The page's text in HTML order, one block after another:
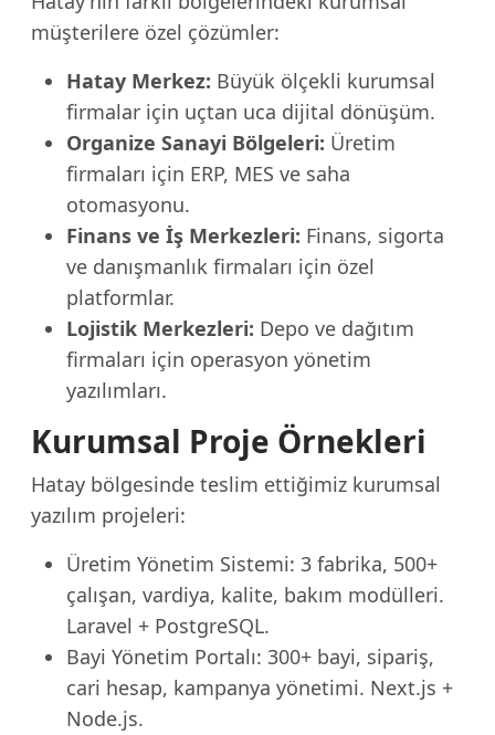
müşterilere özel çözümler:
Hatay Merkez: Büyük ölçekli kurumsal
firmalar için uçtan uca dijital dönüşüm.
Organize Sanayi Bölgeleri: Üretim
firmaları için ERP, MES ve saha
otomasyonu.
Finans ve İş Merkezleri: Finans, sigorta
ve danışmanlık firmaları için özel
platformlar.
Lojistik Merkezleri: Depo ve dağıtım
firmaları için operasyon yönetim
yazılımları.
Kurumsal Proje Örnekleri
Hatay bölgesinde teslim ettiğimiz kurumsal
yazılım projeleri:
Üretim Yönetim Sistemi: 3 fabrika, 500+
çalışan, vardiya, kalite, bakım modülleri.
Laravel + PostgreSQL.
Bayi Yönetim Portalı: 300+ bayi, sipariş,
cari hesap, kampanya yönetimi. Next.js +
Node.js.